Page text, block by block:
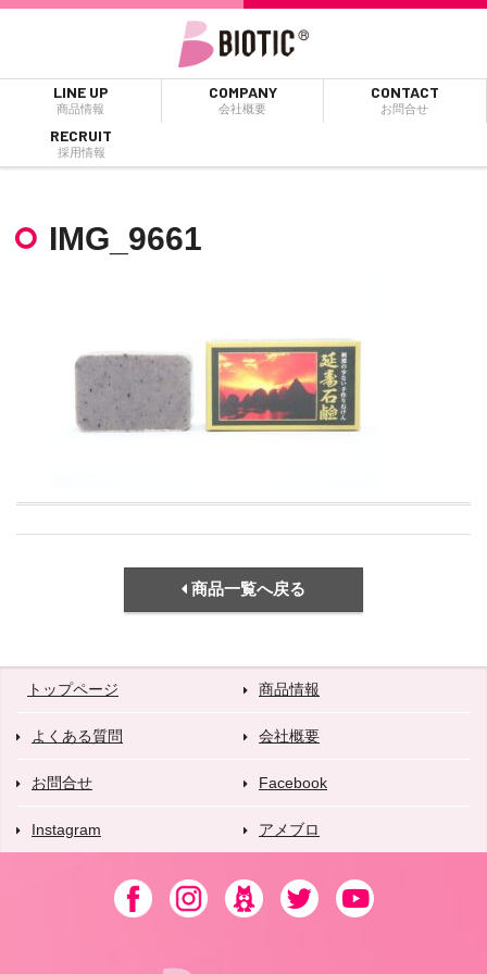
LINE UP
商品情報
COMPANY
会社概要
CONTACT
お問合せ
RECRUIT
採用情報
IMG_9661
商品一覧へ戻る
トップページ 商品情報
よくある質問 会社概要
お問合せ Facebook
Instagram アメブロ